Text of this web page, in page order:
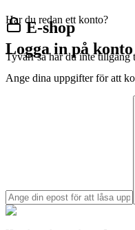
E-shop
Tyvärr så har du inte tillgång
Har du redan ett konto?
Logga in på konto
Ange dina uppgifter för att